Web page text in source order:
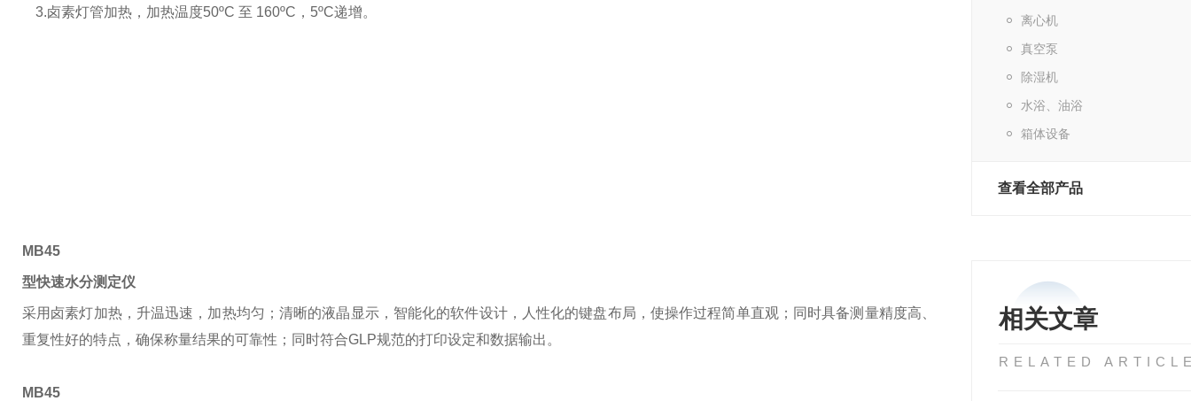
离心机
真空泵
除湿机
水浴、油浴
箱体设备
查看全部产品
相关文章
RELATED
3.卤素灯管加热，加热温度50ºC 至 160ºC，5ºC递增。
MB45
型快速水分测定仪
采用卤素灯加热，升温迅速，加热均匀；清晰的液晶显示，智能化的软件设计，人性化的键盘布局，使操作过程简单直观；同时具备测量精度高、
重复性好的特点，确保称量结果的可靠性；同时符合GLP规范的打印设定和数据输出。
MB45